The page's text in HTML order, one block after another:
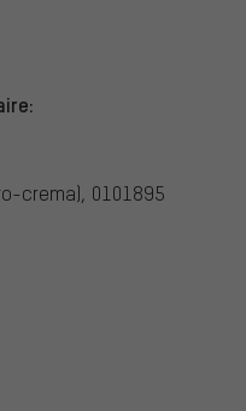
crema), 0101895